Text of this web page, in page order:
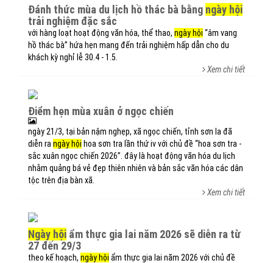
đánh thức mùa du lịch hồ thác bà bằng ngày hội
trải nghiệm đặc sắc
với hàng loạt hoạt động văn hóa, thể thao, ngày hội “âm vang
hồ thác bà” hứa hẹn mang đến trải nghiệm hấp dẫn cho du
khách kỳ nghỉ lễ 30.4 - 1.5.
Xem chi tiết
điểm hẹn mùa xuân ở ngọc chiến
ngày 21/3, tại bản nậm nghẹp, xã ngọc chiến, tỉnh sơn la đã
diễn ra ngày hội hoa sơn tra lần thứ iv với chủ đề “hoa sơn tra -
sắc xuân ngọc chiến 2026”. đây là hoạt động văn hóa du lịch
nhằm quảng bá vẻ đẹp thiên nhiên và bản sắc văn hóa các dân
tộc trên địa bàn xã.
Xem chi tiết
ngày hội ẩm thực gia lai năm 2026 sẽ diễn ra từ
27 đến 29/3
theo kế hoạch, ngày hội ẩm thực gia lai năm 2026 với chủ đề